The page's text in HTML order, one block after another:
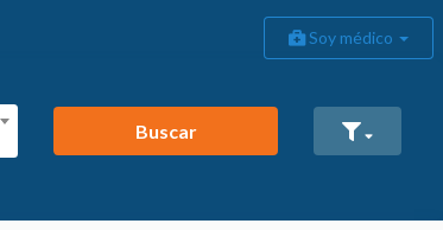
Soy médico
Buscar